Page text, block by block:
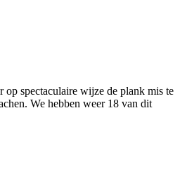
spectaculaire wijze de plank mis te
We hebben weer 18 van dit